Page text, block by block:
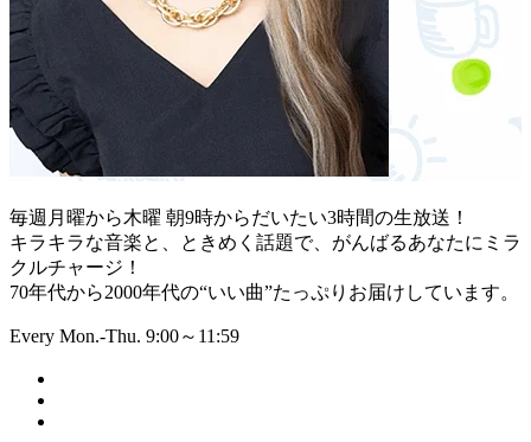
毎週月曜から木曜 朝9時からだいたい3時間の生放送！
キラキラな音楽と、ときめく話題で、がんばるあなたにミラ
クルチャージ！
70年代から2000年代の“いい曲”たっぷりお届けしています。
Every Mon.-Thu. 9:00～11:59